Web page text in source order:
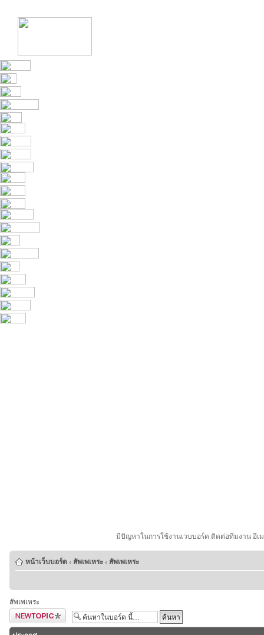
มีปัญหาในการใช้งานเวบบอร์ด ติดต่อทีมงาน อีเ
หน้าเว็บบอร์ด ‹ สัพเพเหระ ‹ สัพเพเหระ
สัพเพเหระ
ตั้งกระทู้ใหม่